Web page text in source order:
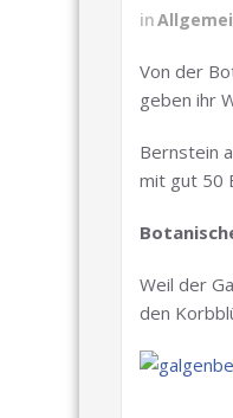
in
Von der
geben ihr
Bernstein
mit gut 50
Weil der
den